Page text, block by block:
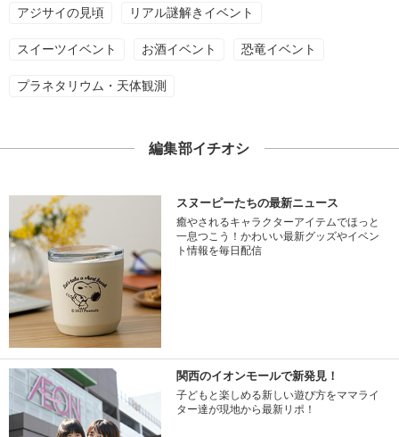
アジサイの見頃 リアル謎解きイベント
スイーツイベント お酒イベント 恐竜イベント
プラネタリウム・天体観測
編集部イチオシ
スヌーピーたちの最新ニュース
癒やされるキャラクターアイテムでほっと
一息つこう！かわいい最新グッズやイベン
ト情報を毎日配信
関西のイオンモールで新発見！
子どもと楽しめる新しい遊び方をママライ
ター達が現地から最新リポ！